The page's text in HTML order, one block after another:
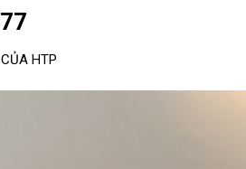
HTP